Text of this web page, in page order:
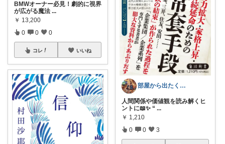
BMWオーナー必見！劇的に視界
が広がる魔法 ...
￥ 13,200
0 0 0
コレ いいね
部屋から出たくない/ひきこもりたい人へ
人間関係や価値観を読み解くヒ
ントに📖✨ “ ...
￥ 1,210
0 0 3